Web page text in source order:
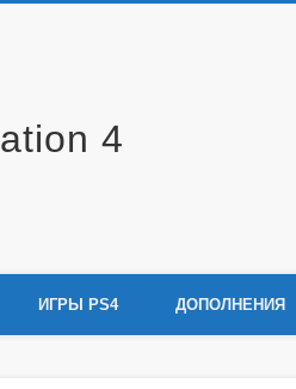
игровой приставке нового поколения
ИГРЫ PS4 ДОПОЛНЕНИЯ